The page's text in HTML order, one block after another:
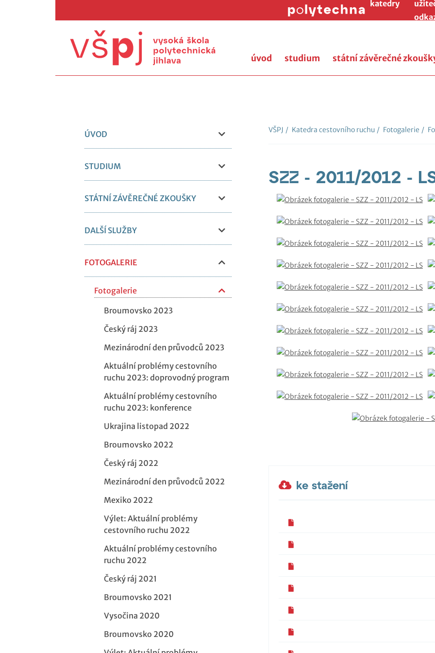
katedry
úvod studium státní závěrečné
ÚVOD
STUDIUM
STÁTNÍ ZÁVĚREČNÉ ZKOUŠKY
DALŠÍ SLUŽBY
FOTOGALERIE
Fotogalerie
Broumovsko 2023
Český ráj 2023
Mezinárodní den průvodců 2023
Aktuální problémy cestovního
ruchu 2023: doprovodný program
Aktuální problémy cestovního
ruchu 2023: konference
Ukrajina listopad 2022
Broumovsko 2022
Český ráj 2022
Mezinárodní den průvodců 2022
Mexiko 2022
Výlet: Aktuální problémy
cestovního ruchu 2022
Aktuální problémy cestovního
ruchu 2022
Český ráj 2021
Broumovsko 2021
Vysočina 2020
Broumovsko 2020
VŠPJ / Katedra cestovního ruchu / Fotogalerie /
SZZ - 2011/2012 -
ke stažení